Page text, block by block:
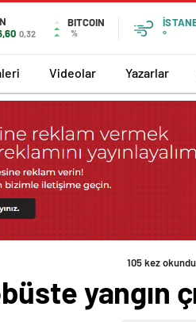
0,32
BITCOIN
%
°
Videolar Yazarlar
105 kez okundu
yangın